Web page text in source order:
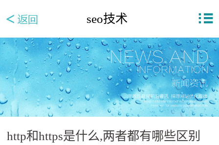
seo技术
http和https是什么,两者都有哪些区别